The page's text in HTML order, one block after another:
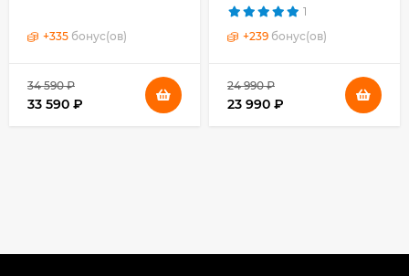
+335 бонус(ов)
34 590 ₽
33 590 ₽
1
+239 бонус(ов)
24 990 ₽
23 990 ₽